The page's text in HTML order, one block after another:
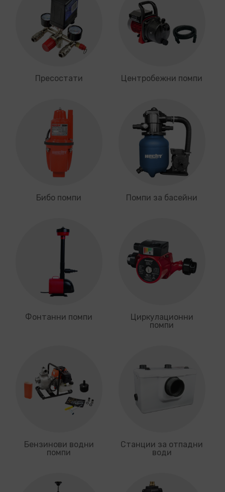
Пресостати Центробежни помпи
Бибо помпи Помпи за басейни
Фонтанни помпи
Циркулационни
помпи
Бензинови водни
помпи
Станции за отпадни
води